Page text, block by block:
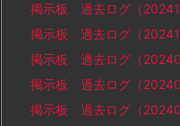
掲示板 過去ログ（
掲示板 過去ログ（
掲示板 過去ログ（
掲示板 過去ログ（
掲示板 過去ログ（